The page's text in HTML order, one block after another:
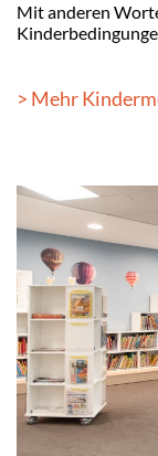
Mit anderen
> Mehr